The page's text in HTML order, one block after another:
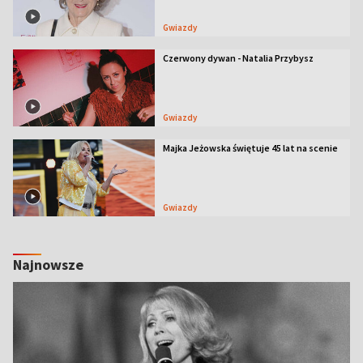
Gwiazdy
Czerwony dywan - Natalia Przybysz
Gwiazdy
Majka Jeżowska świętuje 45 lat na scenie
Gwiazdy
Najnowsze